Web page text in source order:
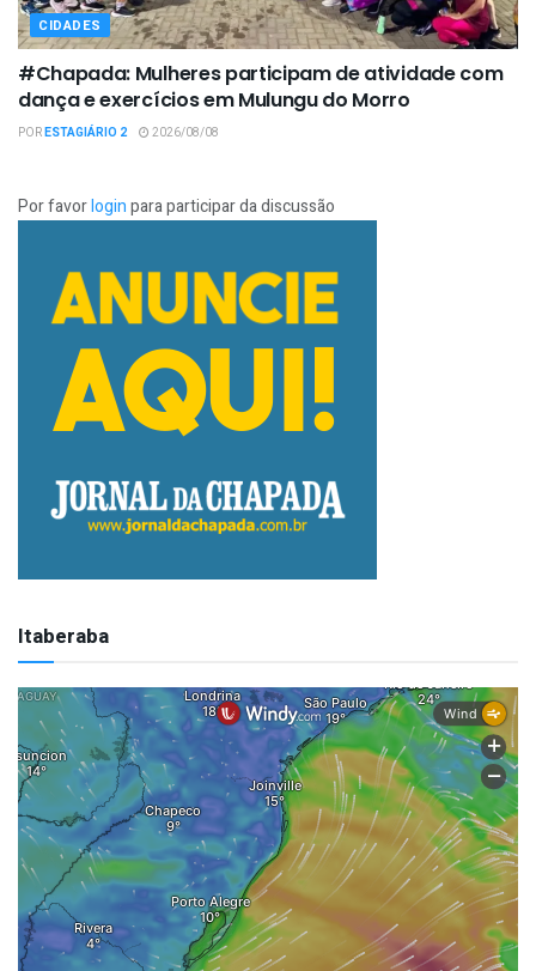
CIDADES
#Chapada: Mulheres participam de atividade com
dança e exercícios em Mulungu do Morro
PORESTAGIÁRIO 2 2026/08/08
Por favorloginpara participar da discussão
Itaberaba